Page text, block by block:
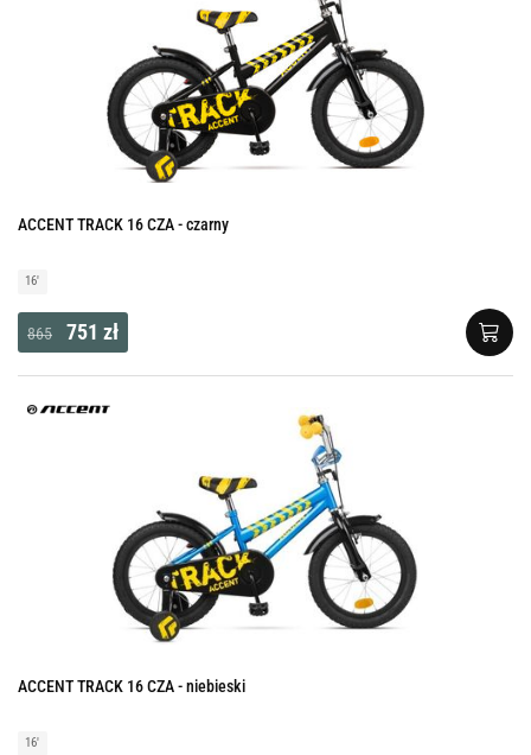
ACCENT TRACK 16 CZA - czarny
16'
865 751 zł
ACCENT TRACK 16 CZA - niebieski
16'